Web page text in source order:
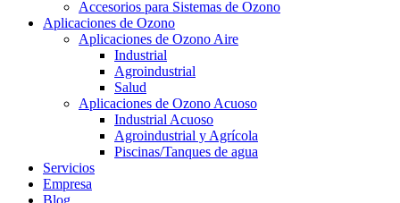
Accesorios para Sistemas de Ozono
Aplicaciones de Ozono
Aplicaciones de Ozono Aire
Industrial
Agroindustrial
Salud
Aplicaciones de Ozono Acuoso
Industrial Acuoso
Agroindustrial y Agrícola
Piscinas/Tanques de agua
Servicios
Empresa
Blog